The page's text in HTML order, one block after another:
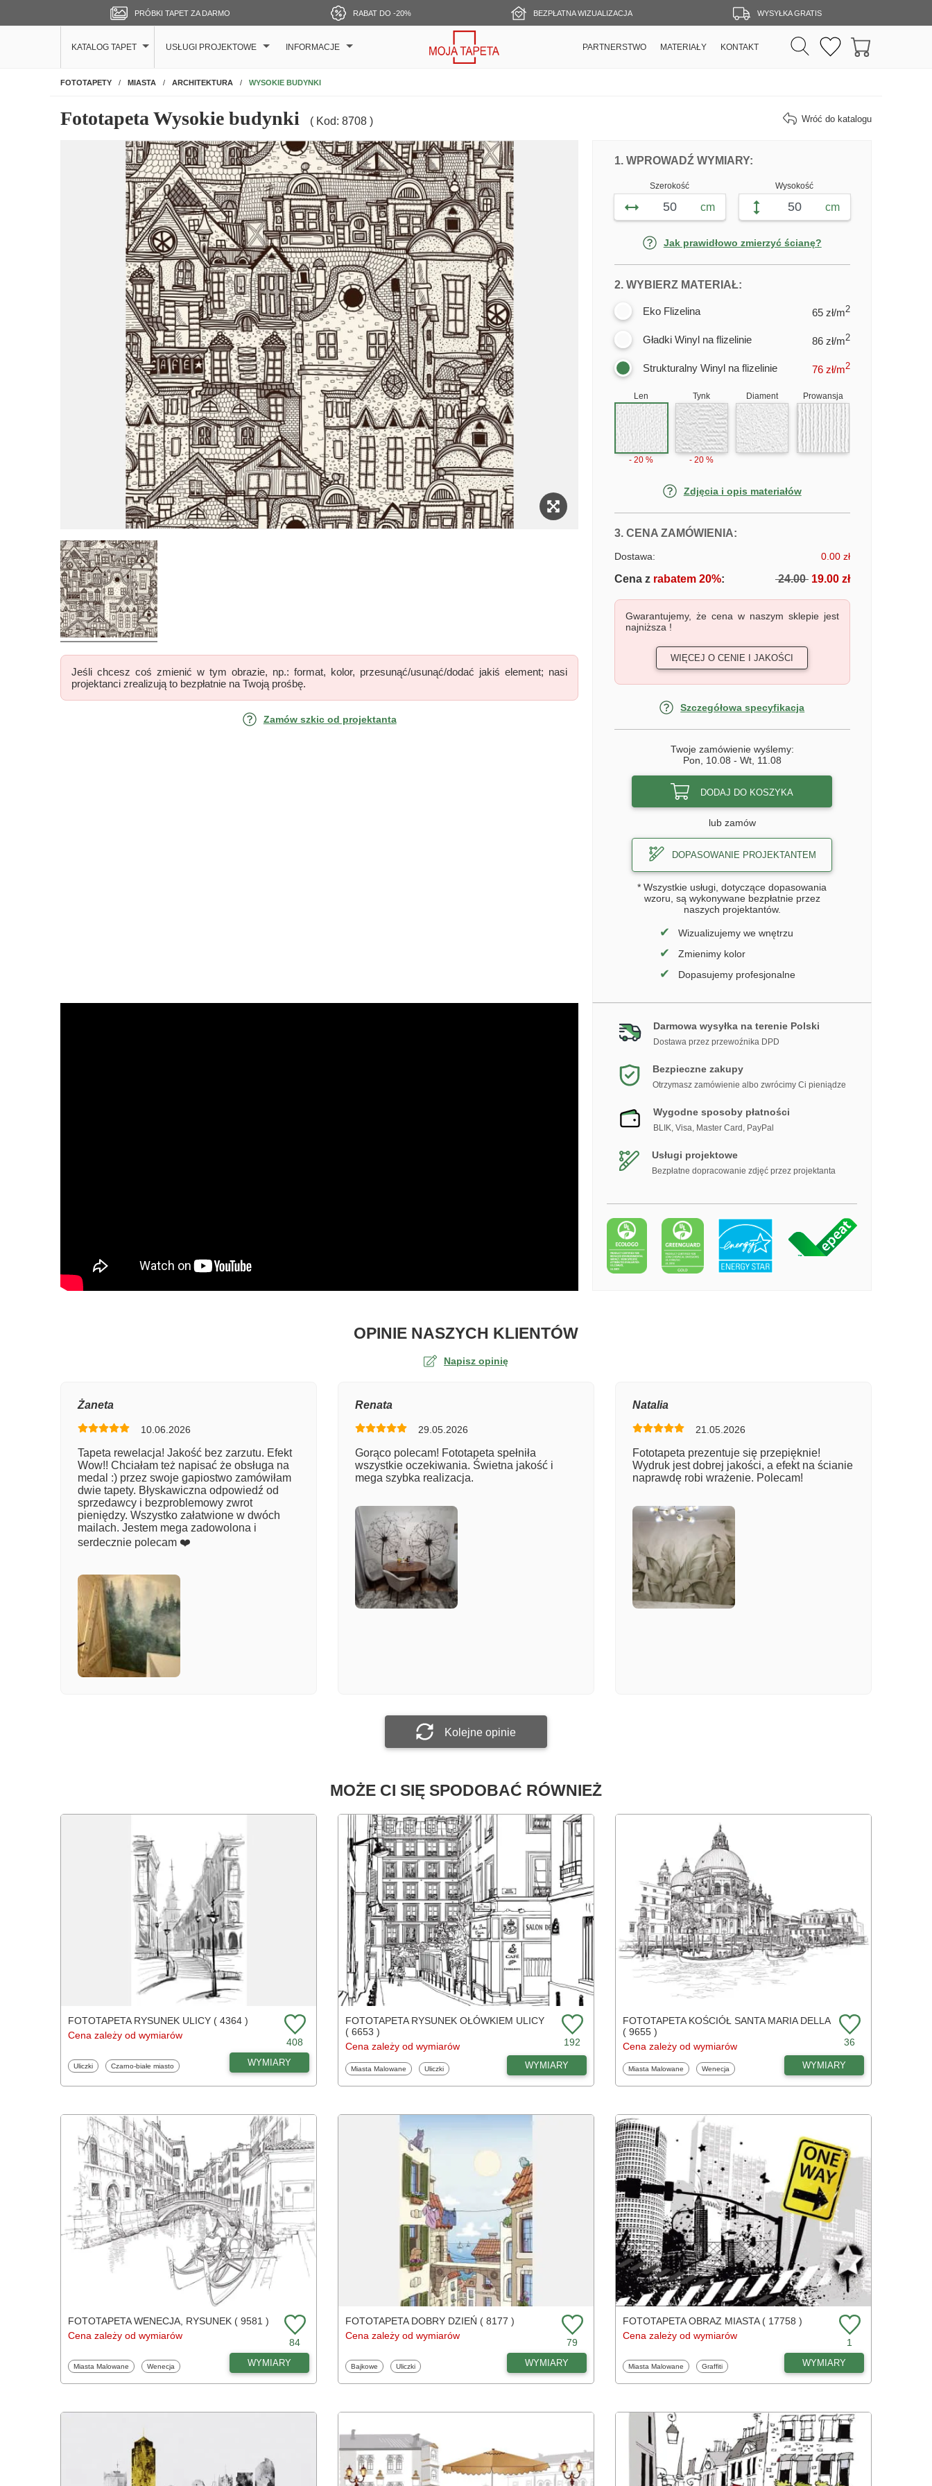
PRÓBKI TAPET ZA DARMO RABAT DO -20% BEZPŁATNA WIZUALIZACJA WYSYŁKA GRATIS
KATALOG TAPET USŁUGI PROJEKTOWE INFORMACJE PARTNERSTWO MATERIAŁY KONTAKT
FOTOTAPETYNA ŚCIANĘ
MIASTA ARCHITEKTURA WYSOKIE BUDYNKI
Fototapeta Wysokie budynki ( Kod: 8708 ) Wróć do katalogu
Jeśli chcesz coś zmienić w tym obrazie, np.: format, kolor, przesunąć/usunąć/dodać jakiś element; nasi
projektanci zrealizują to bezpłatnie na Twoją prośbę.
Zamów szkic od projektanta
DOPASUJ FOTOTAPETĘ WYSOKIE
1. WPROWADŹ WYMIARY:FOTOTAPETY WYSOKIE
Szerokość
cm
Wysokość
cm
Jak prawidłowo zmierzyć ścianę?
2. WYBIERZ MATERIAŁ:DLA FOTOTAPETY WYSOKIE
Eko Flizelina 65 zł/m2
Gładki Winyl na flizelinie 86 zł/m2
Strukturalny Winyl na flizelinie 76zł/m2
Len
- 20 %
Tynk
- 20 %
Diament Prowansja
Zdjęcia i opis materiałów
3. CENA ZAMÓWIENIA:FOTOTAPETY WYSOKIE BUDYNKI
Dostawa: 0.00 zł
Cena zrabatem 20%: 24.0019.00 zł
Gwarantujemy, że cena w naszym sklepie jest
najniższa !
WIĘCEJ O CENIE I JAKOŚCI
Szczegółowa specyfikacja
Twoje zamówienie wyślemy:
Pon, 10.08 - Wt, 11.08
DODAJ DO KOSZYKA
lub zamów
DOPASOWANIE PROJEKTANTEM
* Wszystkie usługi, dotyczące dopasowania
wzoru, są wykonywane bezpłatnie przez
naszych projektantów.
✔ Wizualizujemy we wnętrzu
✔ Zmienimy kolor
✔ Dopasujemy profesjonalne
Darmowa wysyłka na terenie Polski
Dostawa przez przewoźnika DPD
Bezpieczne zakupy
Otrzymasz zamówienie albo zwrócimy Ci pieniądze
Wygodne sposoby płatności
BLIK, Visa, Master Card, PayPal
Usługi projektowe
Bezpłatne dopracowanie zdjęć przez projektanta
OPINIE NASZYCH KLIENTÓWO TAPECIE WYSOKIE BUDYNKI
Napisz opinię
Numer zamówienia
Załącz zdjęcie
Żaneta
10.06.2026
Tapeta rewelacja! Jakość bez zarzutu. Efekt
Wow!! Chciałam też napisać że obsługa na
medal :) przez swoje gapiostwo zamówiłam
dwie tapety. Błyskawiczna odpowiedź od
sprzedawcy i bezproblemowy zwrot
pieniędzy. Wszystko załatwione w dwóch
mailach. Jestem mega zadowolona i
serdecznie polecam ❤️
Renata
29.05.2026
Gorąco polecam! Fototapeta spełniła
wszystkie oczekiwania. Świetna jakość i
mega szybka realizacja.
Natalia
21.05.2026
Fototapeta prezentuje się przepięknie!
Wydruk jest dobrej jakości, a efekt na ścianie
naprawdę robi wrażenie. Polecam!
Kolejne opinie
MOŻE CI SIĘ SPODOBAĆ RÓWNIEŻ
FOTOTAPETA RYSUNEK ULICY ( 4364 )
Cena zależy od wymiarów
408
Fototapety
Uliczki Fototapety
Czarno-białe miasto WYMIARY
FOTOTAPETA RYSUNEK OŁÓWKIEM ULICY
( 6653 )
Cena zależy od wymiarów
192
Fototapety
Miasta Malowane Fototapety
Uliczki WYMIARY
FOTOTAPETA KOŚCIÓŁ SANTA MARIA DELLA
( 9655 )
Cena zależy od wymiarów
36
Fototapety
Miasta Malowane Fototapety
Wenecja WYMIARY
FOTOTAPETA WENECJA, RYSUNEK ( 9581 )
Cena zależy od wymiarów
84
Fototapety
Miasta Malowane Fototapety
Wenecja WYMIARY
FOTOTAPETA DOBRY DZIEŃ ( 8177 )
Cena zależy od wymiarów
79
Fototapety
Bajkowe Fototapety
Uliczki WYMIARY
FOTOTAPETA OBRAZ MIASTA ( 17758 )
Cena zależy od wymiarów
1
Fototapety
Miasta Malowane Fototapety
Graffiti WYMIARY